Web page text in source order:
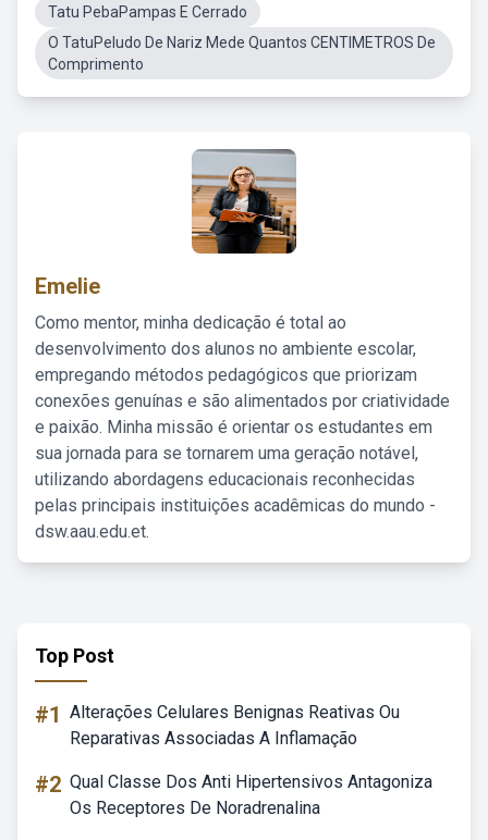
Tatu PebaPampas E Cerrado
O TatuPeludo De Nariz Mede Quantos CENTIMETROS De
Comprimento
Emelie
Como mentor, minha dedicação é total ao
desenvolvimento dos alunos no ambiente escolar,
empregando métodos pedagógicos que priorizam
conexões genuínas e são alimentados por criatividade
e paixão. Minha missão é orientar os estudantes em
sua jornada para se tornarem uma geração notável,
utilizando abordagens educacionais reconhecidas
pelas principais instituições acadêmicas do mundo -
dsw.aau.edu.et.
Top Post
#1 Alterações Celulares Benignas Reativas Ou
Reparativas Associadas A Inflamação
#2 Qual Classe Dos Anti Hipertensivos Antagoniza
Os Receptores De Noradrenalina